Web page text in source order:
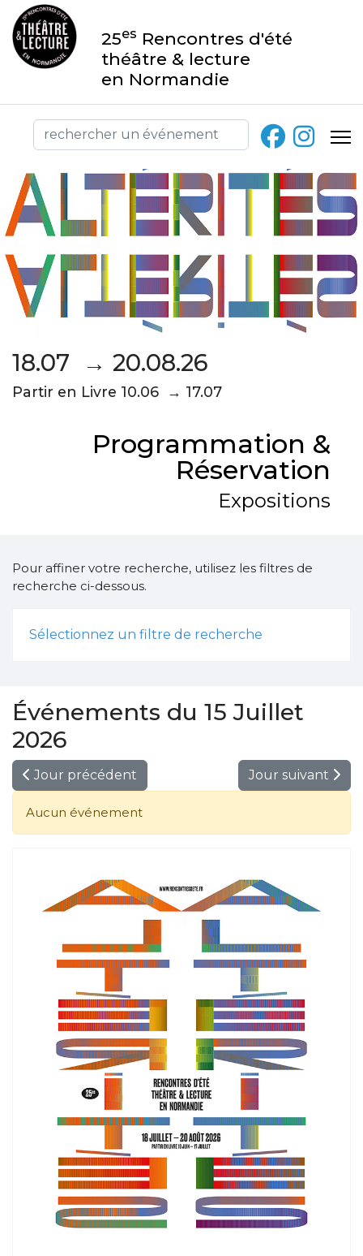
25es Rencontres d'été
théâtre & lecture
en Normandie
18.07 → 20.08.26
Partir en Livre 10.06 → 17.07
Programmation &
Réservation
Expositions
Pour affiner votre recherche, utilisez les filtres de
recherche ci-dessous.
Sélectionnez un filtre de recherche
Événements du 15 Juillet
2026
Jour précédent Jour suivant
Aucun événement